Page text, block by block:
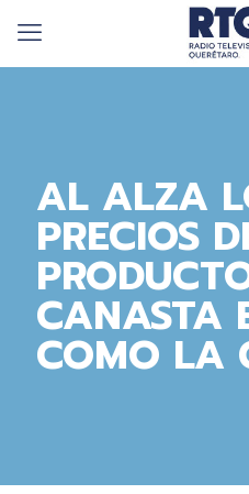
AL ALZA
PRECIOS
CANASTA
COMO LA